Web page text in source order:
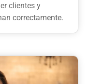
clientes y
correctamente.